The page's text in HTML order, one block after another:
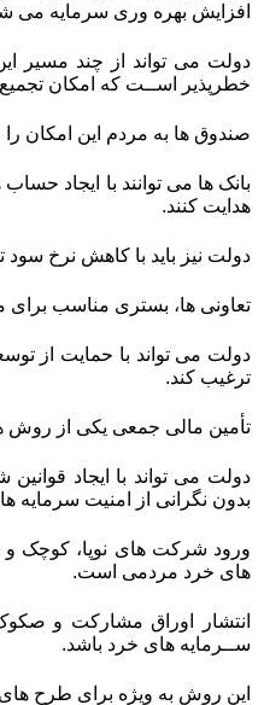
افزایش بهره وری سرمایه می
دولت می تواند از چند مسیر
خطرپذیر اســت که امکان
صندوق ها به مردم این امکان
بانک ها می توانند با ایجاد
هدایت کنند.
دولت نیز باید با کاهش نرخ
تعاونی ها، بستری مناسب
دولت می تواند با حمایت از
ترغیب کند.
تأمین مالی جمعی یکی از
دولت می تواند با ایجاد
بدون نگرانی از امنیت سرمایه
ورود شرکت های نوپا، کوچک و
های خرد مردمی است.
انتشار اوراق مشارکت و
ســرمایه های خرد باشد.
این روش به ویژه برای طرح